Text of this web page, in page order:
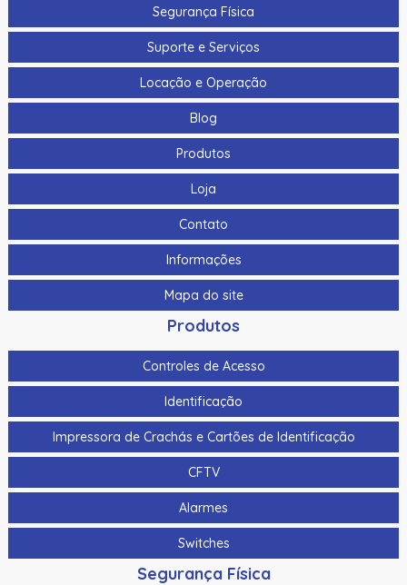
Segurança Física
Suporte e Serviços
Locação e Operação
Blog
Produtos
Loja
Contato
Informações
Mapa do site
Produtos
Controles de Acesso
Identificação
Impressora de Crachás e Cartões de Identificação
CFTV
Alarmes
Switches
Segurança Física